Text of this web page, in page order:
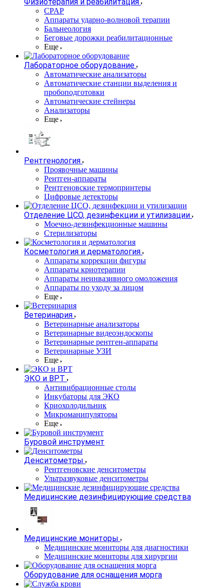
CPAP
Аппараты ударно-волновой терапии
Бальнеология
Беговые дорожки реабилитационные
Еще
Лабораторное оборудование
Автоматические анализаторы
Автоматические станции выделения и
пробоподготовки
Автоматические стейнеры
Анализаторы
Еще
Рентгенология
Проявочные машины
Рентген-аппараты
Рентгеновские термопринтеры
Цифровые детекторы
Отделение ЦСО, дезинфекции и утилизации
Моечно-дезинфекционные машины
Стерилизаторы
Косметология и дерматология
Аппараты коррекции фигуры
Аппараты криотерапии
Аппараты неинвазивного омоложения
Аппараты по уходу за лицом
Еще
Ветеринария
Ветеринарные анализаторы
Ветеринарные видеоэндоскопы
Ветеринарные рентген-аппараты
Ветеринарные УЗИ
Еще
ЭКО и ВРТ
Антивибрационные столы
Инкубаторы для ЭКО
Криохолодильник
Микроманипуляторы
Еще
Буровой инструмент
Денситометры
Рентгеновские денситометры
Ультразвуковые денситометры
Медицинские дезинфицирующие средства
Медицинские мониторы
Медицинские мониторы для диагностики
Медицинские мониторы для хирургии
Оборудование для оснащения морга